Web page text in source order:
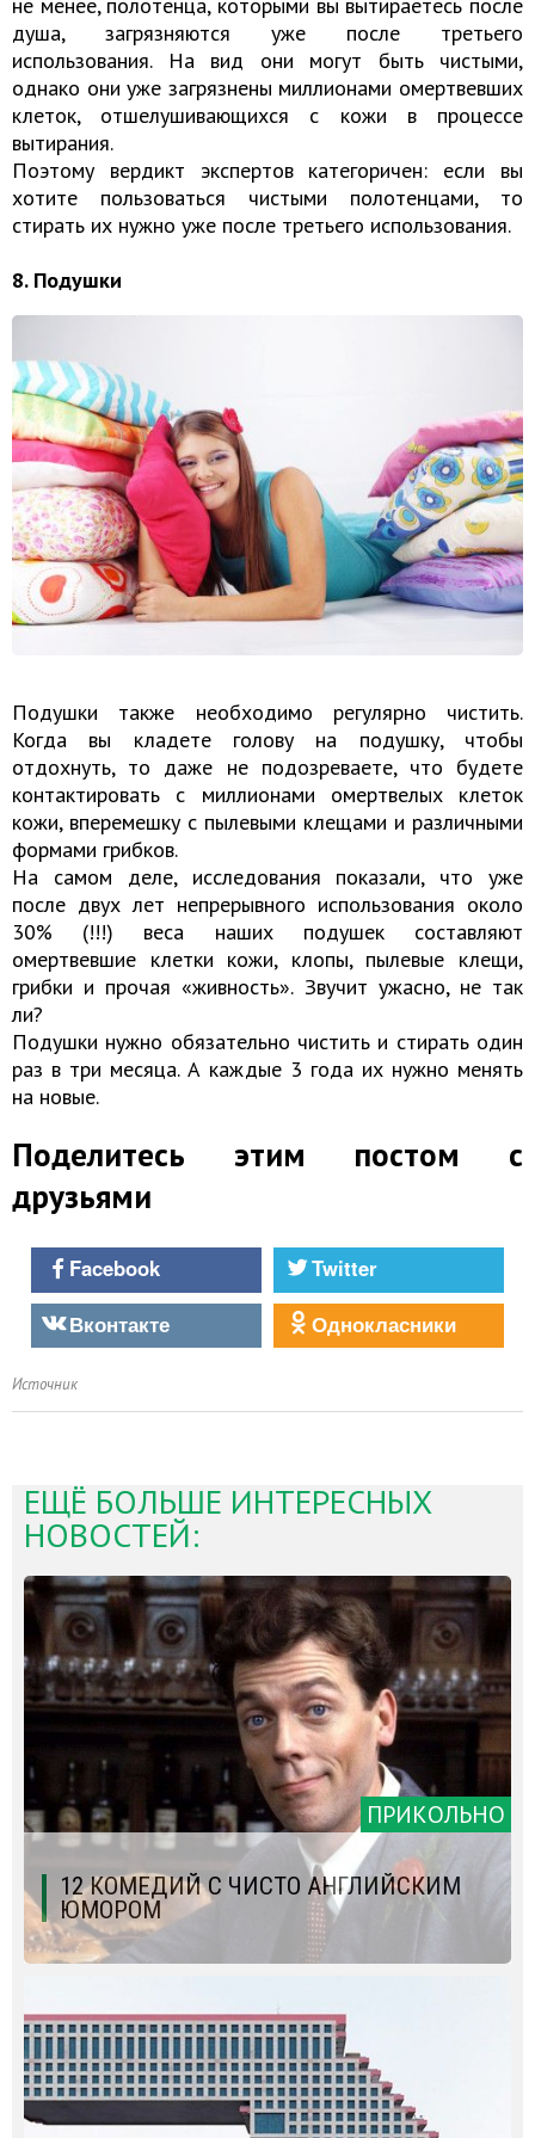
душа, загрязняются уже после третьего
использования. На вид они могут быть чистыми,
однако они уже загрязнены миллионами омертвевших
клеток, отшелушивающихся с кожи в процессе
вытирания.
Поэтому вердикт экспертов категоричен: если вы
хотите пользоваться чистыми полотенцами, то
стирать их нужно уже после третьего использования.
8. Подушки
Подушки также необходимо регулярно чистить.
Когда вы кладете голову на подушку, чтобы
отдохнуть, то даже не подозреваете, что будете
контактировать с миллионами омертвелых клеток
кожи, вперемешку с пылевыми клещами и различными
формами грибков.
На самом деле, исследования показали, что уже
после двух лет непрерывного использования около
30% (!!!) веса наших подушек составляют
омертвевшие клетки кожи, клопы, пылевые клещи,
грибки и прочая «живность». Звучит ужасно, не так
ли?
Подушки нужно обязательно чистить и стирать один
раз в три месяца. А каждые 3 года их нужно менять
на новые.
Поделитесь этим постом с
друзьями
Facebook
Twitter
Вконтакте
Однокласники
Источник
ЕЩЁ БОЛЬШЕ ИНТЕРЕСНЫХ
НОВОСТЕЙ:
ПРИКОЛЬНО
12 КОМЕДИЙ С ЧИСТО АНГЛИЙСКИМ
ЮМОРОМ